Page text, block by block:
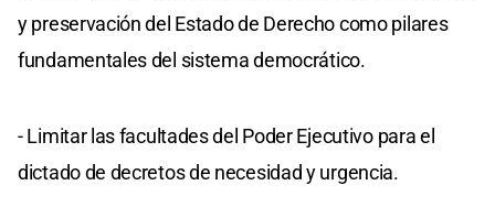
y preservación del Estado de Derecho como pilares
fundamentales del sistema democrático.
- Limitar las facultades del Poder Ejecutivo para el
dictado de decretos de necesidad y urgencia.